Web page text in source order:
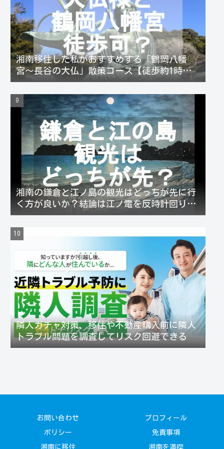
湘南移住した私がおすすめする「鶴岡八幡
宮〜長谷の大仏」散策コース【徒歩約1時
間】
湘南の鎌倉と江ノ島の観光はどっちが先に行
く方が良いか？結論は江ノ電を反時計回りが
お勧め！
隣人ガチャ対策、移住や不動産購入前に隣人
トラブル問題を調査してリスク回避できる
お問い合わせ プロフィール
ポリシー 免責事項
湘南に移住 湘南を満喫